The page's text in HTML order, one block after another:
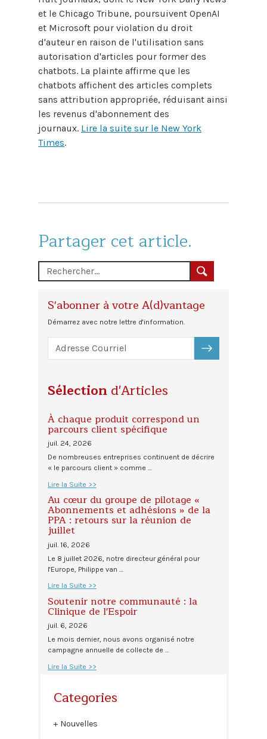
et le Chicago Tribune, poursuivent OpenAI
et Microsoft pour violation du droit
d'auteur en raison de l'utilisation sans
autorisation d'articles pour former des
chatbots. La plainte affirme que les
chatbots affichent des articles complets
sans attribution appropriée, réduisant ainsi
les revenus d'abonnement des
journaux. Lire la suite sur le New York
Times.
Partager cet article.
S'abonner à votre A(d)vantage
Démarrez avec notre lettre d'information.
S'ABONNER
Sélection d'Articles
À chaque produit correspond un
parcours client spécifique
juil. 24, 2026
De nombreuses entreprises continuent de décrire
« le parcours client » comme …
Lire la Suite >>
Au cœur du groupe de pilotage «
Abonnements et adhésions » de la
PPA : retours sur la réunion de
juillet
juil. 16, 2026
Le 8 juillet 2026, notre directeur général pour
l'Europe, Philippe van …
Lire la Suite >>
Soutenir notre communauté : la
Clinique de l'Espoir
juil. 6, 2026
Le mois dernier, nous avons organisé notre
campagne annuelle de collecte de …
Lire la Suite >>
Categories
Nouvelles